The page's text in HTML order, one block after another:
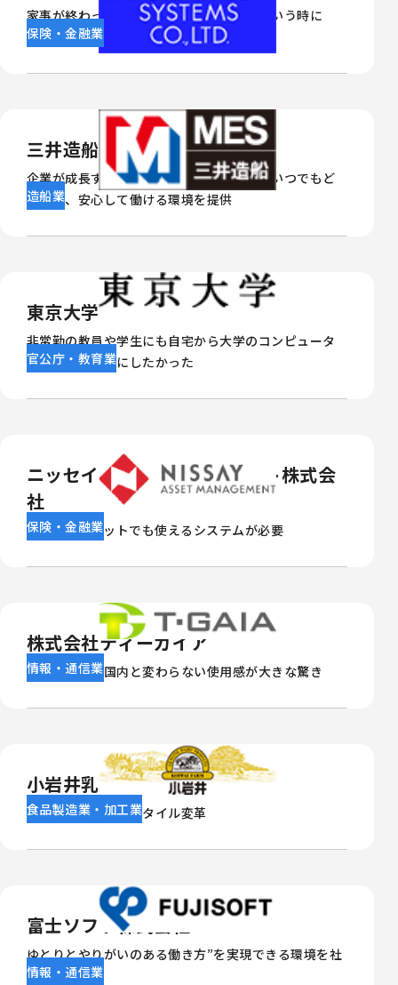
家事が終わった後、自宅で仕事がしたいという時に
Splashtopを利用
保険・金融業
三井造船株式会社
企業が成長するためのワークスタイル変革いつでもど
こでも、安心して働ける環境を提供
造船業
東京大学
非常勤の教員や学生にも自宅から大学のコンピュータ
ーを使えるようにしたかった
官公庁・教育業
ニッセイアセットマネジメント株式会
社
Macやタブレットでも使えるシステムが必要
保険・金融業
株式会社ティーガイア
海外でも日本国内と変わらない使用感が大きな驚き
情報・通信業
小岩井乳業株式会社
営業社員のワークスタイル変革
食品製造業・加工業
富士ソフト株式会社
ゆとりとやりがいのある働き方”を実現できる環境を社
員に提供
情報・通信業